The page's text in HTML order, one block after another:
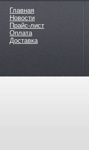
Главная
Новости
Прайс-лист
Оплата
Доставка